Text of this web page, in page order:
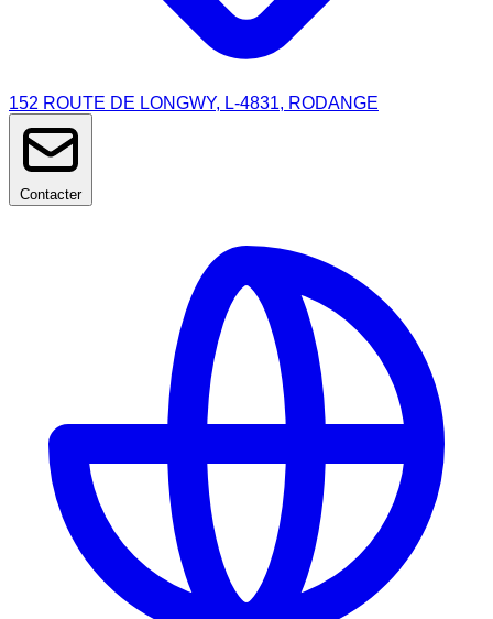
152 ROUTE DE LONGWY, L-4831, RODANGE
Contacter